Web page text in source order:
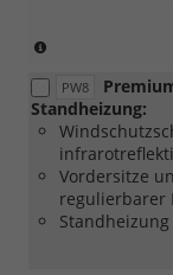
Verbindung
mit
[PJG]
18
Zoll
York,
PW8
Standheizung:
Vordersitze
regulierbarer